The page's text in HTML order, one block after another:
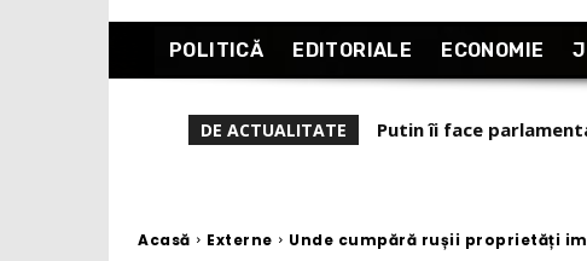
POLITICĂ EDITORIALE ECONOMIE
DE ACTUALITATE
Liviu Alexa: Sacha
Acasă Externe Unde cumpără rușii proprietăți